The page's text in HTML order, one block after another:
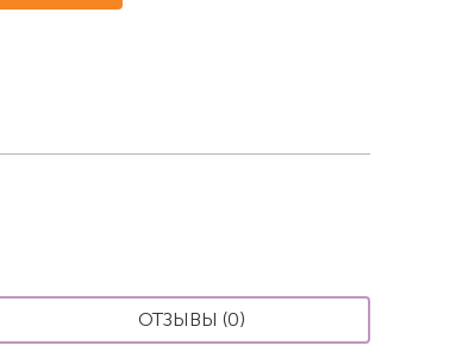
ОТЗЫВЫ (0)